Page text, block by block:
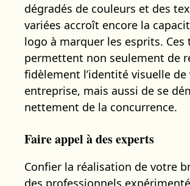
dégradés de couleurs et des
variées accroît encore la
logo à marquer les esprits. Ces
permettent non seulement de
fidèlement l’identité visuelle de
entreprise, mais aussi de se
nettement de la concurrence.
Faire appel à des experts
Confier la réalisation de votre
des professionnels